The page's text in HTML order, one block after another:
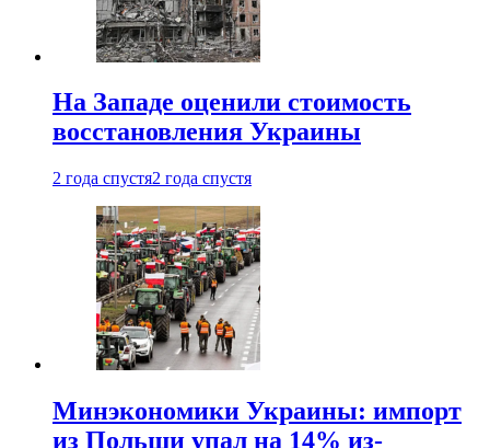
На Западе оценили стоимость
восстановления Украины
2 года спустя2 года спустя
Минэкономики Украины: импорт
из Польши упал на 14% из-